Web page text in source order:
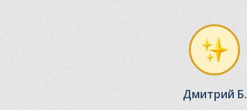
Дмитрий Б.